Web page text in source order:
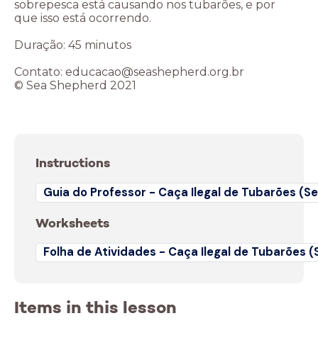
sobrepesca está causando nos tubarões, e por
que isso está ocorrendo.
Duração: 45 minutos
Contato: educacao@seashepherd.org.br
© Sea Shepherd 2021
Instructions
Guia do Professor - Caça Ilegal de Tubarões
Worksheets
Folha de Atividades - Caça Ilegal de Tubarões
Items in this lesson